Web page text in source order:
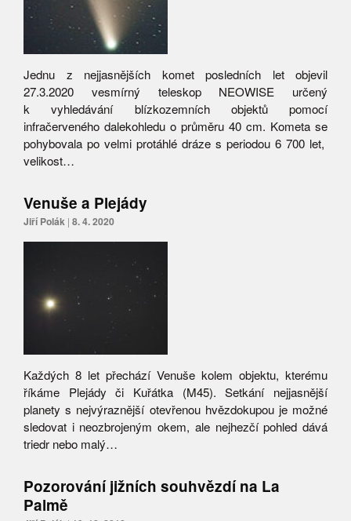
Jednu z nejjasnějších komet posledních let objevil
27.3.2020 vesmírný teleskop NEOWISE určený
k vyhledávání blízkozemních objektů pomocí
infračerveného dalekohledu o průměru 40 cm. Kometa se
pohybovala po velmi protáhlé dráze s periodou 6 700 let,
velikost…
Venuše a Plejády
Jiří Polák | 8. 4. 2020
Každých 8 let přechází Venuše kolem objektu, kterému
říkáme Plejády či Kuřátka (M45). Setkání nejjasnější
planety s nejvýraznější otevřenou hvězdokupou je možné
sledovat i neozbrojeným okem, ale nejhezčí pohled dává
triedr nebo malý…
Pozorování jižních souhvězdí na La
Palmě